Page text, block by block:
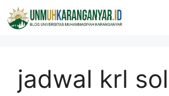
Langsung
ke
jadwal krl